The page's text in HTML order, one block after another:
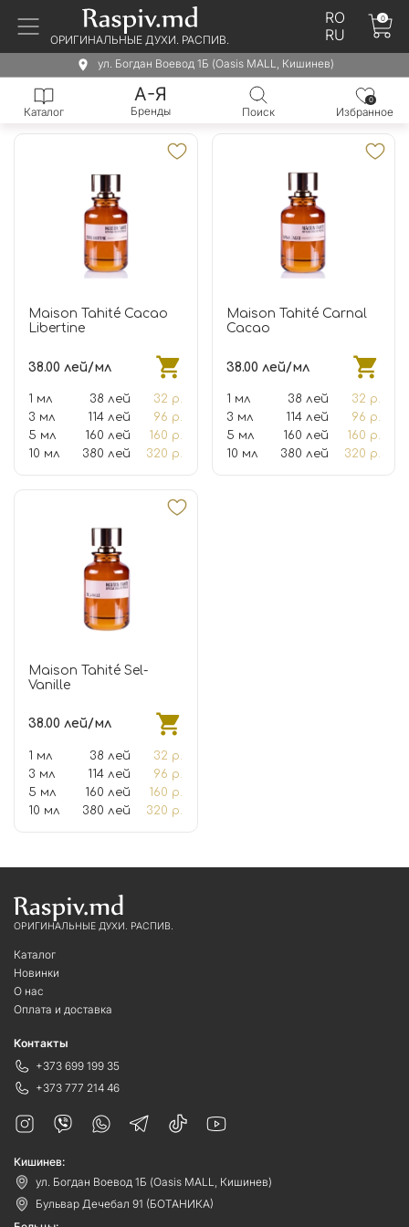
ОРИГИНАЛЬНЫЕ ДУХИ. РАСПИВ.
RO
RU
0
ул. Богдан Воевод 1Б (Oasis MALL, Кишинев)
Каталог
А-Я
Бренды Поиск
0
Избранное
Maison Tahité Cacao
Libertine
38.00 лей/мл
1 мл 38 лей
32 р.
3 мл
114 лей
96 р.
5 мл
160 лей
160 р.
10 мл
380 лей 320 р.
Maison Tahité Carnal
Cacao
38.00 лей/мл
1 мл 38 лей
32 р.
3 мл
114 лей
96 р.
5 мл
160 лей
160 р.
10 мл
380 лей 320 р.
Maison Tahité Sel-
Vanille
38.00 лей/мл
1 мл 38 лей
32 р.
3 мл
114 лей
96 р.
5 мл
160 лей
160 р.
10 мл
380 лей 320 р.
ОРИГИНАЛЬНЫЕ ДУХИ. РАСПИВ.
Каталог
Новинки
О нас
Оплата и доставка
Контакты
+373 699 199 35
+373 777 214 46
Кишинев:
ул. Богдан Воевод 1Б (Oasis MALL, Кишинев)
Бульвар Дечебал 91 (БОТАНИКА)